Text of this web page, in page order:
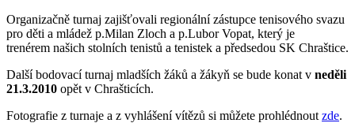
Organizačně turnaj zajišťovali regionální zástupce tenisového svazu
pro děti a mládež p.Milan Zloch a p.Lubor Vopat, který je
trenérem našich stolních tenistů a tenistek a předsedou SK Chraštice.
Další bodovací turnaj mladších žáků a žákyň se bude konat v neděli
21.3.2010 opět v Chrašticích.
Fotografie z turnaje a z vyhlášení vítězů si můžete prohlédnout zde.